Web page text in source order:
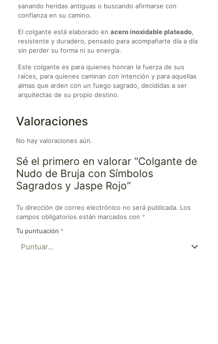
sanando heridas antiguas o buscando afirmarse con
confianza en su camino.
El colgante está elaborado en acero inoxidable plateado,
resistente y duradero, pensado para acompañarte día a día
sin perder su forma ni su energía.
Este colgante es para quienes honran la fuerza de sus
raíces, para quienes caminan con intención y para aquellas
almas que arden con un fuego sagrado, decididas a ser
arquitectas de su propio destino.
Valoraciones
No hay valoraciones aún.
Sé el primero en valorar “Colgante de
Nudo de Bruja con Símbolos
Sagrados y Jaspe Rojo”
Tu dirección de correo electrónico no será publicada. Los
campos obligatorios están marcados con *
Tu puntuación *